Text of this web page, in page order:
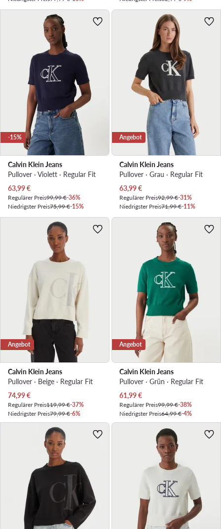
-15%
Calvin Klein Jeans
Pullover · Violett · Regular Fit
Aktueller Preis
63,99€
Regulärer Preis99,99 €-36%
Niedrigster Preis75,99 €-15%
Angebot
Calvin Klein Jeans
Pullover · Grau · Regular Fit
Aktueller Preis
63,99€
Regulärer Preis92,99 €-31%
Niedrigster Preis71,99 €-11%
Angebot
Calvin Klein Jeans
Pullover · Beige · Regular Fit
Aktueller Preis
74,99€
Regulärer Preis119,99 €-37%
Niedrigster Preis79,99 €-6%
Angebot
Calvin Klein Jeans
Pullover · Grün · Regular Fit
Aktueller Preis
61,99€
Regulärer Preis99,99 €-38%
Niedrigster Preis64,99 €-4%